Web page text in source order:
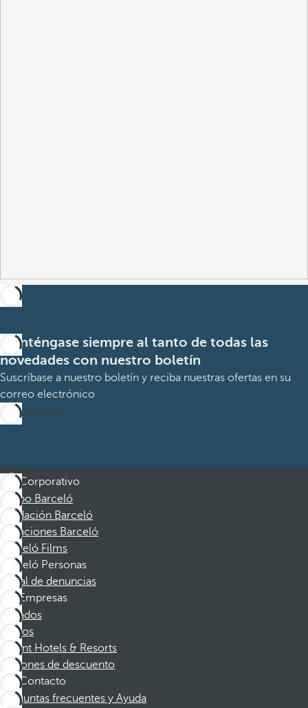
Manténgase siempre al tanto de todas las
novedades con nuestro boletín
Suscríbase a nuestro boletín y reciba nuestras ofertas en su
correo electrónico
Suscribirme
Corporativo
Grupo Barceló
Fundación Barceló
Vacaciones Barceló
Barceló Films
Barceló Personas
Canal de denuncias
Empresas
Afiliados
Socios
Dorint Hotels & Resorts
Cupones de descuento
Contacto
Preguntas frecuentes y Ayuda